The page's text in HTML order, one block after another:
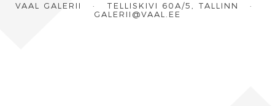
VAAL GALERII · TELLISKIVI 60A/5, TALLINN ·
GALERII@VAAL.EE